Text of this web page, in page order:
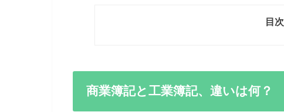
目次
商業簿記と工業簿記、違いは何？